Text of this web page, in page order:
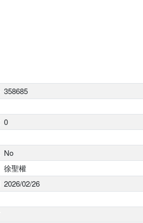
358685
0
No
徐聖權
2026/02/26